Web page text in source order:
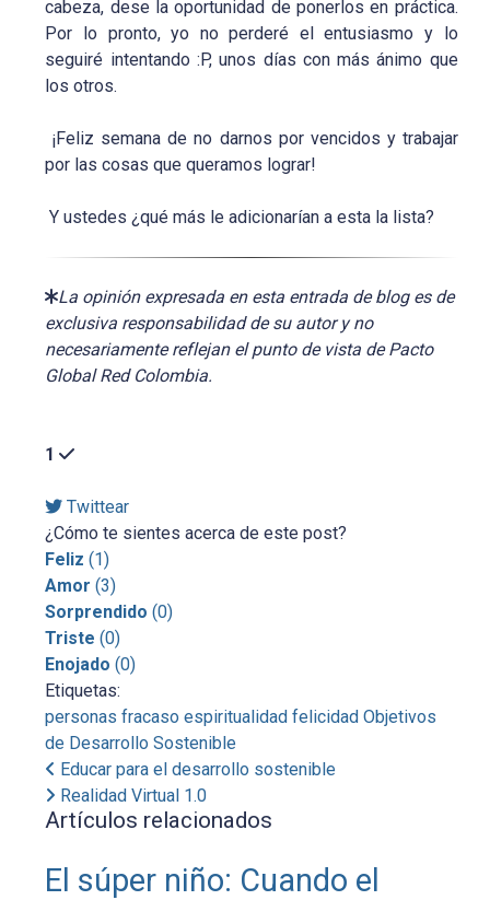
cabeza, dese la oportunidad de ponerlos en práctica.
Por lo pronto, yo no perderé el entusiasmo y lo
seguiré intentando :P, unos días con más ánimo que
los otros.
¡Feliz semana de no darnos por vencidos y trabajar
por las cosas que queramos lograr!
Y ustedes ¿qué más le adicionarían a esta la lista?
La opinión expresada en esta entrada de blog es de
exclusiva responsabilidad de su autor y no
necesariamente reflejan el punto de vista de Pacto
Global Red Colombia.
1
Twittear
¿Cómo te sientes acerca de este post?
Feliz (1)
Amor (3)
Sorprendido (0)
Triste (0)
Enojado (0)
Etiquetas:
personas fracaso espiritualidad felicidad Objetivos
de Desarrollo Sostenible
Educar para el desarrollo sostenible
Realidad Virtual 1.0
Artículos relacionados
El súper niño: Cuando el